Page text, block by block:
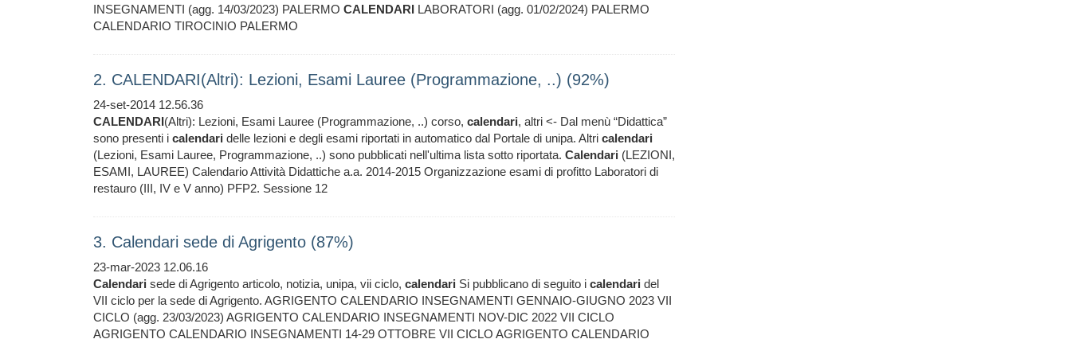
INSEGNAMENTI (agg. 14/03/2023) PALERMO CALENDARI LABORATORI (agg. 01/02/2024) PALERMO
CALENDARIO TIROCINIO PALERMO
2. CALENDARI(Altri): Lezioni, Esami Lauree (Programmazione, ..) (92%)
24-set-2014 12.56.36
CALENDARI(Altri): Lezioni, Esami Lauree (Programmazione, ..) corso, calendari, altri <- Dal menù “Didattica”
sono presenti i calendari delle lezioni e degli esami riportati in automatico dal Portale di unipa. Altri calendari
(Lezioni, Esami Lauree, Programmazione, ..) sono pubblicati nell'ultima lista sotto riportata. Calendari (LEZIONI,
ESAMI, LAUREE) Calendario Attività Didattiche a.a. 2014-2015 Organizzazione esami di profitto Laboratori di
restauro (III, IV e V anno) PFP2. Sessione 12
3. Calendari sede di Agrigento (87%)
23-mar-2023 12.06.16
Calendari sede di Agrigento articolo, notizia, unipa, vii ciclo, calendari Si pubblicano di seguito i calendari del
VII ciclo per la sede di Agrigento. AGRIGENTO CALENDARIO INSEGNAMENTI GENNAIO-GIUGNO 2023 VII
CICLO (agg. 23/03/2023) AGRIGENTO CALENDARIO INSEGNAMENTI NOV-DIC 2022 VII CICLO
AGRIGENTO CALENDARIO INSEGNAMENTI 14-29 OTTOBRE VII CICLO AGRIGENTO CALENDARIO